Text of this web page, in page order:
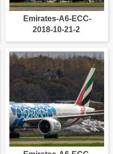
Emirates-A6-ECC-
2018-10-21-2